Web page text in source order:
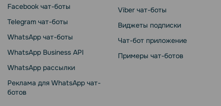
Facebook чат-боты
Telegram чат-боты
WhatsApp чат-боты
WhatsApp Business API
WhatsApp рассылки
Реклама для WhatsApp чат-
ботов
Viber чат-боты
Виджеты подписки
Чат-бот приложение
Примеры чат-ботов